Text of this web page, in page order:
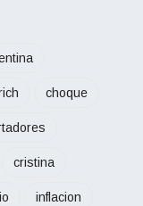
choque
cristina
inflacion